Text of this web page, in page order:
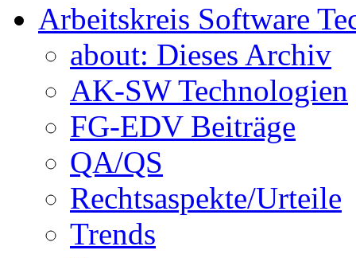
Arbeitskreis Software
about: Dieses Archiv
AK-SW Technologien
FG-EDV Beiträge
QA/QS
Rechtsaspekte/Urteile
Trends